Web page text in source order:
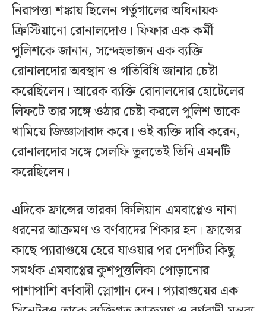
নিরাপত্তা শঙ্কায় ছিলেন পর্তুগালের অধিনায়ক
ক্রিস্টিয়ানো রোনালদোও। ফিফার এক কর্মী
পুলিশকে জানান, সন্দেহভাজন এক ব্যক্তি
রোনালদোর অবস্থান ও গতিবিধি জানার চেষ্টা
করেছিলেন। আরেক ব্যক্তি রোনালদোর হোটেলের
লিফটে তার সঙ্গে ওঠার চেষ্টা করলে পুলিশ তাকে
থামিয়ে জিজ্ঞাসাবাদ করে। ওই ব্যক্তি দাবি করেন,
রোনালদোর সঙ্গে সেলফি তুলতেই তিনি এমনটি
করেছিলেন।
এদিকে ফ্রান্সের তারকা কিলিয়ান এমবাপ্পেও নানা
ধরনের আক্রমণ ও বর্ণবাদের শিকার হন। ফ্রান্সের
কাছে প্যারাগুয়ে হেরে যাওয়ার পর দেশটির কিছু
সমর্থক এমবাপ্পের কুশপুত্তলিকা পোড়ানোর
পাশাপাশি বর্ণবাদী স্লোগান দেন। প্যারাগুয়ের এক